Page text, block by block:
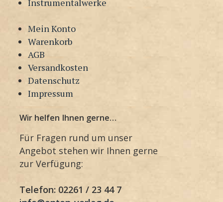
Mein Konto
Warenkorb
AGB
Versandkosten
Datenschutz
Impressum
Wir helfen Ihnen gerne…
Für Fragen rund um unser
Angebot stehen wir Ihnen gerne
zur Verfügung:
Telefon: 02261 / 23 44 7